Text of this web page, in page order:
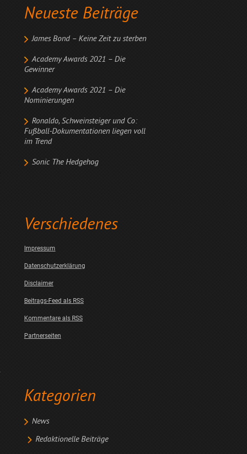
Neueste Beiträge
James Bond – Keine Zeit zu sterben
Academy Awards 2021 – Die
Gewinner
Academy Awards 2021 – Die
Nominierungen
Ronaldo, Schweinsteiger und Co:
Fußball-Dokumentationen liegen voll
im Trend
Sonic The Hedgehog
Verschiedenes
Impressum
Datenschutzerklärung
Disclaimer
Beitrags-Feed als RSS
Kommentare als RSS
Partnerseiten
Kategorien
News
Redaktionelle Beiträge